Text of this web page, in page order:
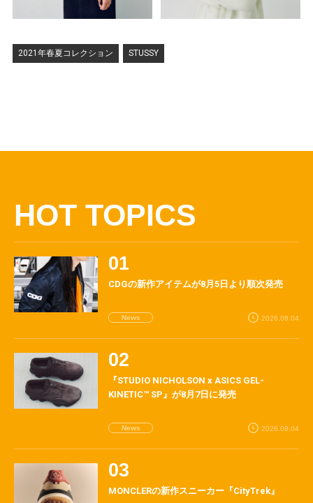
2021年春夏コレクション STUSSY
HOT TOPICS
CDGの新作アイテムが8月5日より順次発売
News 2026.08.04
『STUDIO NICHOLSON x ASICS GEL-
KINETIC™ SP』が8月7日に発売
News 2026.08.04
MONCLERの新作スニーカー『CityTrek』